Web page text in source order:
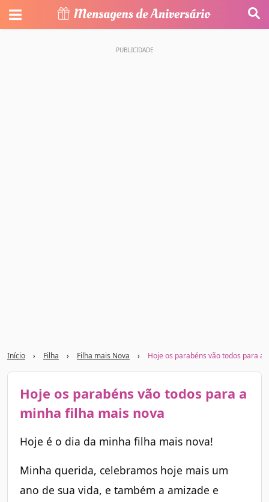
Início › Filha › Filha mais Nova › Hoje os parabéns vão todos para a
Hoje os parabéns vão todos para a
minha filha mais nova
Hoje é o dia da minha filha mais nova!
Minha querida, celebramos hoje mais um
ano de sua vida, e também a amizade e